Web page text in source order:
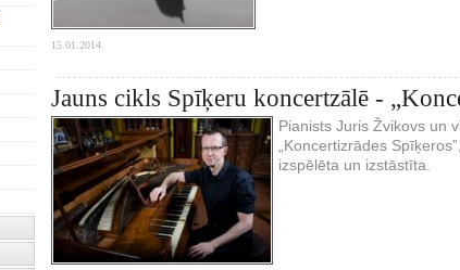
15.01.2014.
Jauns cikls Spīķeru koncertzālē -
Pianists Juris Žvikovs un
„Koncertizrādes
izspēlēta un izstāstīta.